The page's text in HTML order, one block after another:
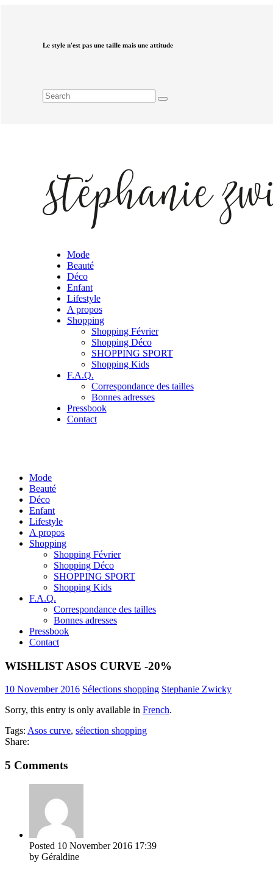
Le style n'est pas une taille mais une attitude
Mode
Beauté
Déco
Enfant
Lifestyle
A propos
Shopping
Shopping Février
Shopping Déco
SHOPPING SPORT
Shopping Kids
F.A.Q.
Correspondance des tailles
Bonnes adresses
Pressbook
Contact
Mode
Beauté
Déco
Enfant
Lifestyle
A propos
Shopping
Shopping Février
Shopping Déco
SHOPPING SPORT
Shopping Kids
F.A.Q.
Correspondance des tailles
Bonnes adresses
Pressbook
Contact
WISHLIST ASOS CURVE -20%
10 November 2016 Sélections shopping Stephanie Zwicky
Sorry, this entry is only available in French.
Tags: Asos curve, sélection shopping
Share:
5 Comments
Posted 10 November 2016 17:39
by Géraldine